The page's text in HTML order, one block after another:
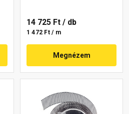
14 725 Ft / db
1 472 Ft / m
Megnézem